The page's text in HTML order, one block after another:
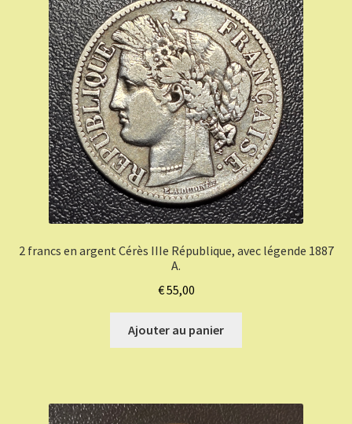
2 francs en argent Cérès IIIe République, avec légende 1887
A.
€55,00
Ajouter au panier